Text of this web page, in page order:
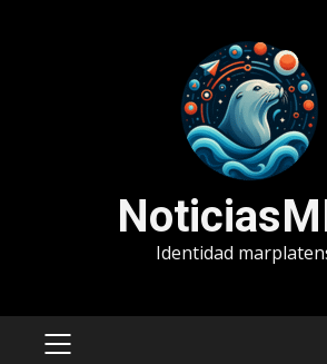
Identidad
MENÚ